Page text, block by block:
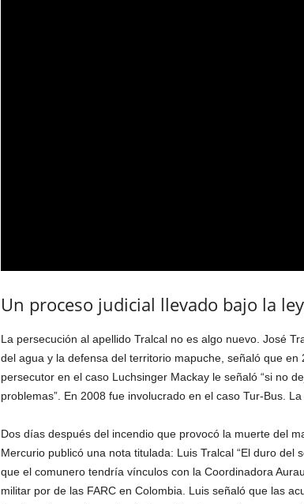
Un proceso judicial llevado bajo la
La persecución al apellido Tralcal no es algo nuevo. José
del agua y la defensa del territorio mapuche, señaló que en
persecutor en el caso Luchsinger Mackay le señaló “si no
problemas”. En 2008 fue involucrado en el caso Tur-Bus.
Dos días después del incendio que provocó la muerte del
Mercurio publicó una nota titulada: Luis Tralcal “El duro del
que el comunero tendría vínculos con la Coordinadora
militar por de las FARC en Colombia. Luis señaló que las